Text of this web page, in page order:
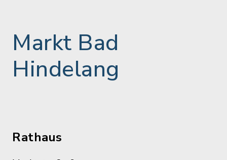
Markt Bad
Hindelang
Rathaus